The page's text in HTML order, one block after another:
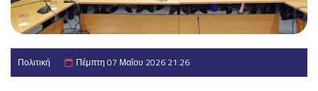
Πολιτική Πέμπτη 07 Μαΐου 2026 21:26